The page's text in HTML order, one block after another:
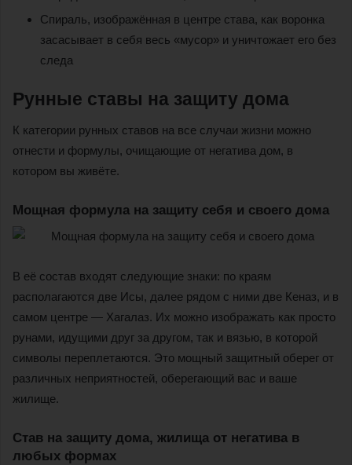
Спираль, изображённая в центре става, как воронка
засасывает в себя весь «мусор» и уничтожает его без
следа
Рунные ставы на защиту дома
К категории рунных ставов на все случаи жизни можно
отнести и формулы, очищающие от негатива дом, в
котором вы живёте.
Мощная формула на защиту себя и своего дома
В её состав входят следующие знаки: по краям
располагаются две Исы, далее рядом с ними две Кеназ, и в
самом центре — Хагалаз. Их можно изображать как просто
рунами, идущими друг за другом, так и вязью, в которой
символы переплетаются. Это мощный защитный оберег от
различных неприятностей, оберегающий вас и ваше
жилище.
Став на защиту дома, жилища от негатива в
любых формах